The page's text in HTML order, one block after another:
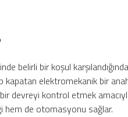
belirli bir koşul
kapatan elektromekanik bir
devreyi kontrol etmek
hem de otomasyonu sağlar.